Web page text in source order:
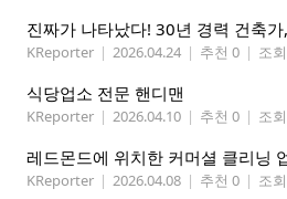
KReporter | 2026.04.24 | 추천 0 | 조
식당업소 전문 핸디맨
KReporter | 2026.04.10 | 추천 0 | 조
KReporter | 2026.04.08 | 추천 0 | 조